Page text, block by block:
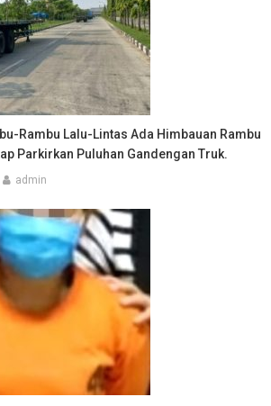
Rambu Lalu-Lintas Ada Himbauan Rambu
Parkirkan Puluhan Gandengan Truk.
admin